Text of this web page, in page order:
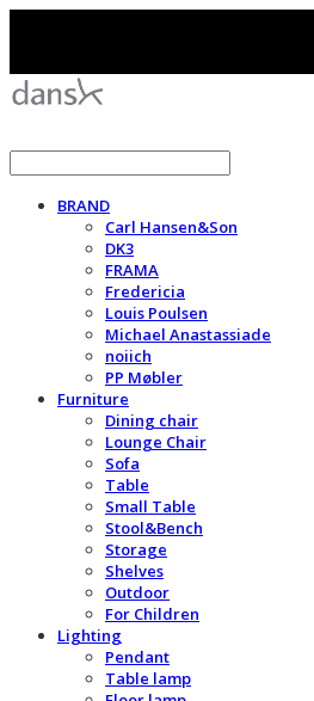
BRAND
Carl Hansen&Son
DK3
FRAMA
Fredericia
Louis Poulsen
Michael Anastassiade
noiich
PP Møbler
Furniture
Dining chair
Lounge Chair
Sofa
Table
Small Table
Stool&Bench
Storage
Shelves
Outdoor
For Children
Lighting
Pendant
Table lamp